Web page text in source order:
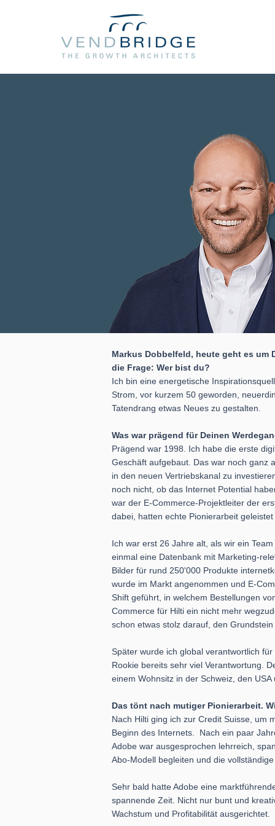
Markus Dobbelfeld, heute geht es um
die Frage: Wer bist du?
Ich bin eine energetische
Strom, vor kurzem 50 geworden,
Tatendrang etwas Neues zu gestalten.
Was war prägend für Deinen
Prägend war 1998. Ich habe die erste
Geschäft aufgebaut. Das war noch ganz
in den neuen Vertriebskanal zu
noch nicht, ob das Internet Potential
war der E-Commerce-Projektleiter der
dabei, hatten echte Pionierarbeit
Ich war erst 26 Jahre alt, als wir ein
einmal eine Datenbank mit Marketing-
Bilder für rund 250'000 Produkte
wurde im Markt angenommen und E-
Shift geführt, in welchem Bestellungen
Commerce für Hilti ein nicht mehr
schon etwas stolz darauf, den
Später wurde ich global verantwortlich
Rookie bereits sehr viel Verantwortung.
einem Wohnsitz in der Schweiz, den
Das tönt nach mutiger Pionierarbeit.
Nach Hilti ging ich zur Credit Suisse, um
Beginn des Internets. Nach ein paar
Adobe war ausgesprochen lehrreich,
Abo-Modell begleiten und die
Sehr bald hatte Adobe eine
spannende Zeit. Nicht nur bunt und
Wachstum und Profitabilität ausgerichtet.